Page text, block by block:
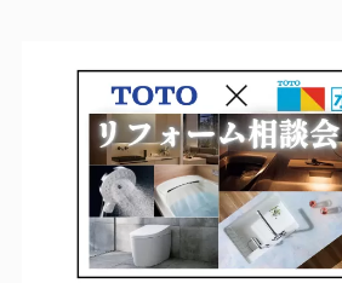
お問い合わせ